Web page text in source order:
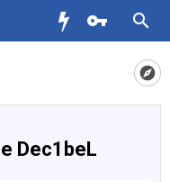
Dec1beL